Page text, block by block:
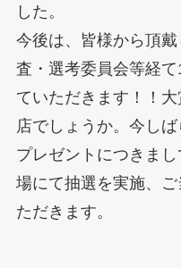
した。
今後は、皆様から頂
査・選考委員会等経
ていただきます！！
店でしょうか。今しば
プレゼントにつきま
場にて抽選を実施、
ただきます。